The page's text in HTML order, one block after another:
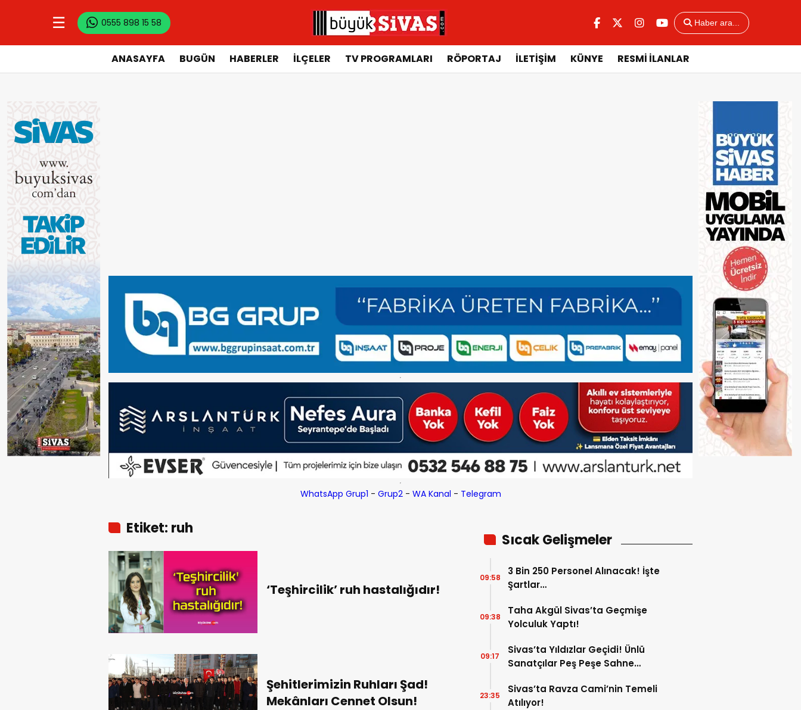
☰ 0555 898 15 58 Haber ara...
ANASAYFA BUGÜN HABERLER İLÇELER TV PROGRAMLARI RÖPORTAJ İLETİŞİM KÜNYE RESMİ İLANLAR
WhatsApp Grup1 - Grup2- WA Kanal - Telegram
Etiket: ruh
‘Teşhircilik’ ruh hastalığıdır!
Şehitlerimizin Ruhları Şad!
Mekânları Cennet Olsun!
Sıcak Gelişmeler
3 Bin 250 Personel Alınacak! İşte
Şartlar…
09:58
Taha Akgül Sivas’ta Geçmişe
Yolculuk Yaptı!
09:38
Sivas’ta Yıldızlar Geçidi! Ünlü
Sanatçılar Peş Peşe Sahne
09:17
Sivas’ta Ravza Cami’nin Temeli
Atılıyor!
23:35